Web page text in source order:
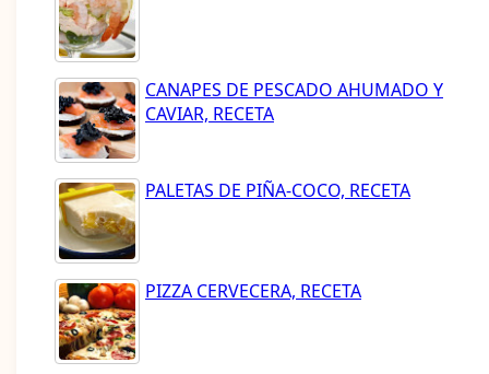
CANAPES DE PESCADO AHUMADO Y
CAVIAR, RECETA
PALETAS DE PIÑA-COCO, RECETA
PIZZA CERVECERA, RECETA